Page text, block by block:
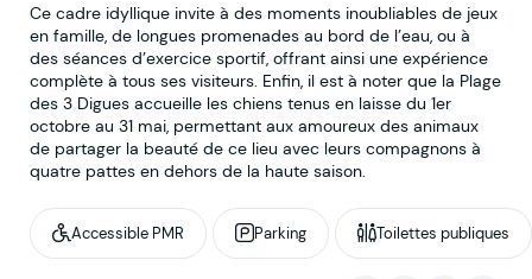
Ce cadre idyllique invite à des moments inoubliables de jeux
en famille, de longues promenades au bord de l’eau, ou à
des séances d’exercice sportif, offrant ainsi une expérience
complète à tous ses visiteurs. Enfin, il est à noter que la Plage
des 3 Digues accueille les chiens tenus en laisse du 1er
octobre au 31 mai, permettant aux amoureux des animaux
de partager la beauté de ce lieu avec leurs compagnons à
quatre pattes en dehors de la haute saison.
Accessible PMR Parking Toilettes publiques
Voir sur la map